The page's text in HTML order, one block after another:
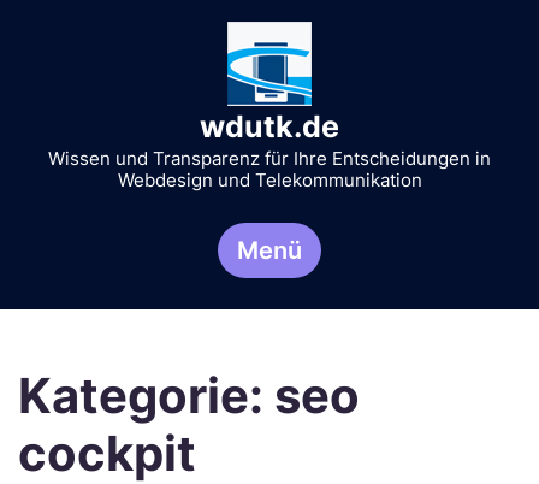
wdutk.de
Wissen und Transparenz für Ihre Entscheidungen in
Webdesign und Telekommunikation
Menü
Kategorie: seo
cockpit